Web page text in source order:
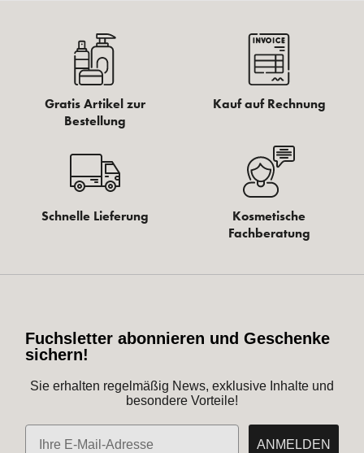
Gratis Artikel zur
Bestellung
Kauf auf Rechnung
Schnelle Lieferung
Kosmetische
Fachberatung
Fuchsletter abonnieren und Geschenke
sichern!
Sie erhalten regelmäßig News, exklusive Inhalte und
besondere Vorteile!
E-Mail
ANMELDEN